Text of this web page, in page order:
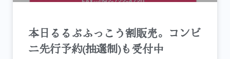
本日るるぶふっこう割販売。コンビ
ニ先行予約(抽選制)も受付中